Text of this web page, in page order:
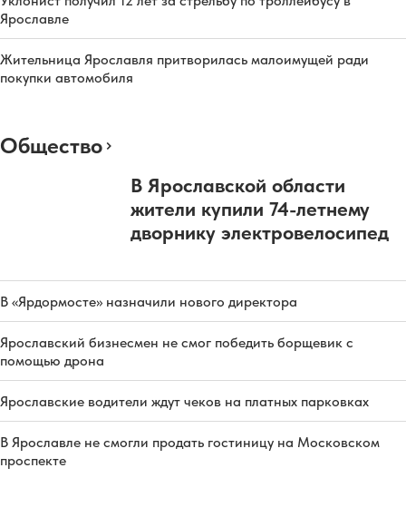
Ярославле
Жительница Ярославля притворилась малоимущей ради
покупки автомобиля
Общество
В Ярославской области
жители купили 74-летнему
дворнику электровелосипед
В «Ярдормосте» назначили нового директора
Ярославский бизнесмен не смог победить борщевик с
помощью дрона
Ярославские водители ждут чеков на платных парковках
В Ярославле не смогли продать гостиницу на Московском
проспекте